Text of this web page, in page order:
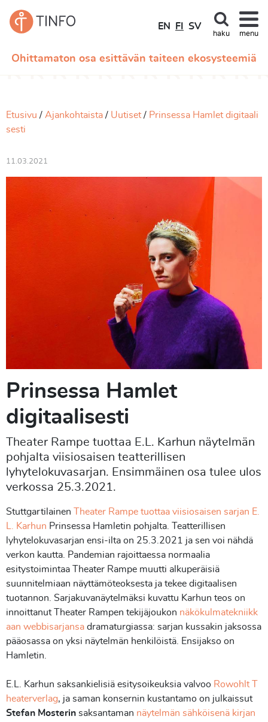
Ohittamaton osa esittävän taiteen ekosysteemiä
EN FI SV
haku menu
Etusivu Ajankohtaista Uutiset
Prinsessa Hamlet digitaali
sesti
11.03.2021
Prinsessa Hamlet
digitaalisesti
Theater Rampe tuottaa E.L. Karhun näytelmän
pohjalta viisiosaisen teatterillisen
lyhytelokuvasarjan. Ensimmäinen osa tulee ulos
verkossa 25.3.2021.
Stuttgartilainen Theater Rampe tuottaa viisiosaisen sarjan E.
L. Karhun Prinsessa Hamletin pohjalta. Teatterillisen
lyhytelokuvasarjan ensi-ilta on 25.3.2021 ja sen voi nähdä
verkon kautta. Pandemian rajoittaessa normaalia
esitystoimintaa Theater Rampe muutti alkuperäisiä
suunnitelmiaan näyttämöteoksesta ja tekee digitaalisen
tuotannon. Sarjakuvanäytelmäksi kuvattu Karhun teos on
innoittanut Theater Rampen tekijäjoukon näkökulmatekniikk
aan webbisarjansa dramaturgiassa: sarjan kussakin jaksossa
pääosassa on yksi näytelmän henkilöistä. Ensijakso on
Hamletin.
E.L. Karhun saksankielisiä esitysoikeuksia valvoo Rowohlt T
heaterverlag, ja saman konsernin kustantamo on julkaissut
Stefan Mosterin saksantaman näytelmän sähköisenä kirjan